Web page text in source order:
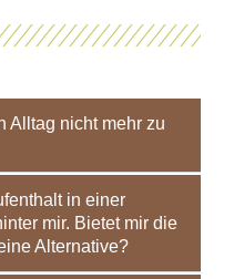
Alltag nicht mehr zu
in einer
mir. Bietet mir die
Alternative?